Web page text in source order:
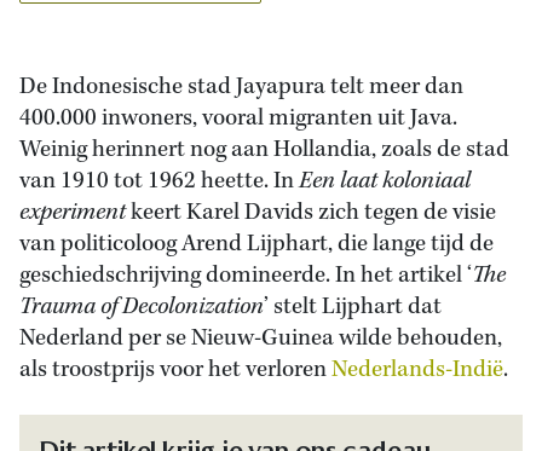
De Indonesische stad Jayapura telt meer dan
400.000 inwoners, vooral migranten uit Java.
Weinig herinnert nog aan Hollandia, zoals de stad
van 1910 tot 1962 heette. InEen laat koloniaal
experimentkeert Karel Davids zich tegen de visie
van politicoloog Arend Lijphart, die lange tijd de
geschiedschrijving domineerde. In het artikel ‘The
Trauma of Decolonization’ stelt Lijphart dat
Nederland per se Nieuw-Guinea wilde behouden,
als troostprijs voor het verlorenNederlands-Indië.